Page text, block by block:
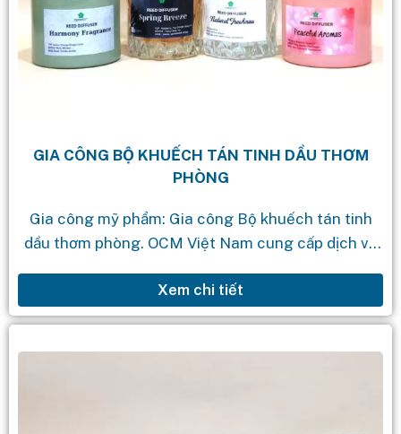
GIA CÔNG BỘ KHUẾCH TÁN TINH DẦU THƠM
PHÒNG
Gia công mỹ phẩm: Gia công Bộ khuếch tán tinh
dầu thơm phòng. OCM Việt Nam cung cấp dịch vụ
Xem chi tiết